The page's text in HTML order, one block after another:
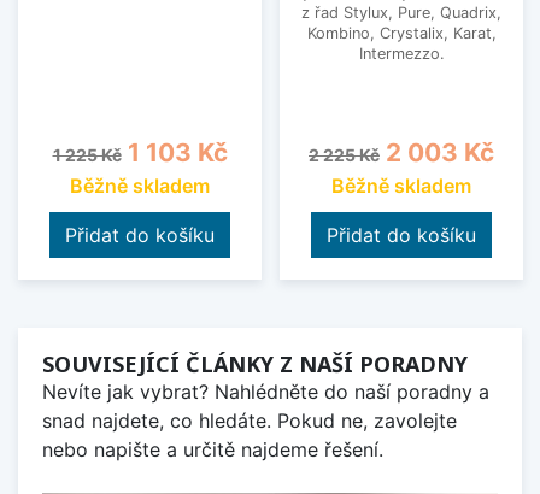
Běžná cena
1 225 Kč Cena
1 103 Kč
Běžně skladem
Přidat do košíku
z řad Stylux, Pure, Quadrix,
Kombino, Crystalix, Karat,
Intermezzo.
Běžná cena
2 225 Kč Cena
2 003 Kč
Běžně skladem
Přidat do košíku
SOUVISEJÍCÍ ČLÁNKY Z NAŠÍ PORADNY
Nevíte jak vybrat? Nahlédněte do naší poradny a
snad najdete, co hledáte. Pokud ne, zavolejte
nebo napište a určitě najdeme řešení.